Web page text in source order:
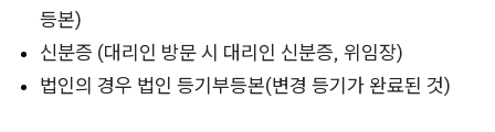
등본)
신분증 (대리인 방문 시 대리인 신분증, 위임장)
법인의 경우 법인 등기부등본(변경 등기가 완료된 것)